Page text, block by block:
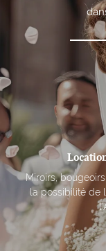
Création sur-
une robe de